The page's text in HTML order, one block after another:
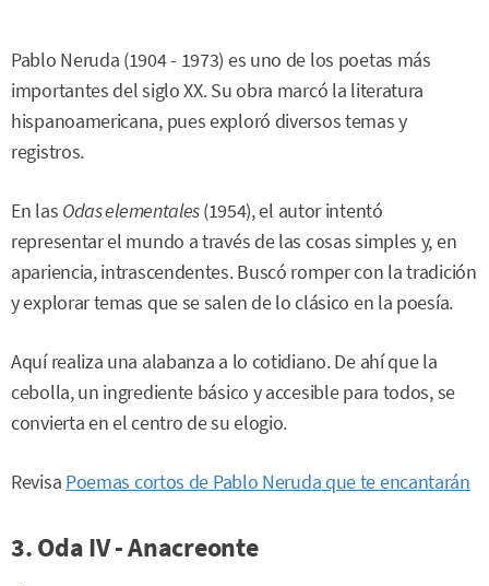
Pablo Neruda (1904 - 1973) es uno de los poetas más
importantes del siglo XX. Su obra marcó la literatura
hispanoamericana, pues exploró diversos temas y
registros.
En las Odas elementales(1954), el autor intentó
representar el mundo a través de las cosas simples y, en
apariencia, intrascendentes. Buscó romper con la tradición
y explorar temas que se salen de lo clásico en la poesía.
Aquí realiza una alabanza a lo cotidiano. De ahí que la
cebolla, un ingrediente básico y accesible para todos, se
convierta en el centro de su elogio.
Revisa Poemas cortos de Pablo Neruda que te encantarán
3. Oda IV - Anacreonte